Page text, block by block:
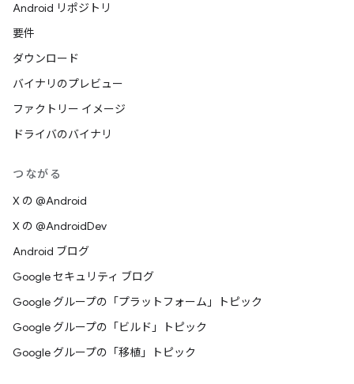
Android リポジトリ
要件
ダウンロード
バイナリのプレビュー
ファクトリー イメージ
ドライバのバイナリ
つながる
X の @Android
X の @AndroidDev
Android ブログ
Google セキュリティ ブログ
Google グループの「プラットフォーム」トピック
Google グループの「ビルド」トピック
Google グループの「移植」トピック